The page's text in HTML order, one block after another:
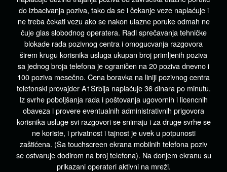
do izbacivanja poziva, tako da se i čekanje veze naplaćuje i
ne treba čekati vezu ako se nakon ulazne poruke odmah ne
čuje glas slobodnog operatera. Radi sprečavanja tehničke
blokade rada pozivnog centra i omogucvanja razgovora
širem krugu korisnika usluga ukupan broj primljenih poziva
sa jednog broja telefona je ograničen na 20 poziva dnevno i
100 poziva mesečno. Cena boravka na liniji pozivnog centra
telefonski provajder A1Srbija naplaćuje 36 dinara po minutu.
Iz svrhe poboljšanja rada i poštovanja ugovornih i licencnih
obaveza i provere eventualnih administrativnih prigovora
korisnika usluge svi razgovori se snimaju i za druge svrhe se
ne koriste, i privatnost i tajnost je uvek u potpunosti
zaštićena. (Sa touchscreen ekrana mobilnih telefona poziv
se ostvaruje dodirom na broj telefona). Na donjem ekranu su
prikazani operateri aktivni na mreži.